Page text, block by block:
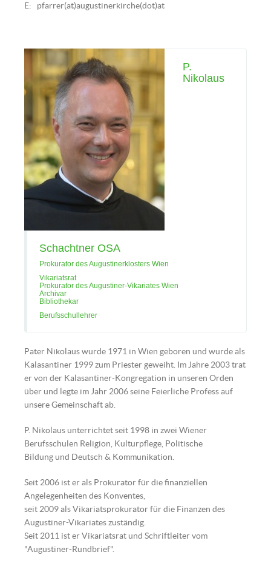
Pfarrer P. Mag. Matthias Schlögl
OSA | © Augustiner Wien | Foto:
Franz Josef Rupprecht
E: pfarrer(at)augustinerkirche(dot)at
P.
Nikolaus
Schachtner OSA
Prokurator des Augustinerklosters Wien
Vikariatsrat
Prokurator des Augustiner-Vikariates Wien
Archivar
Bibliothekar
Berufsschullehrer
Pater Nikolaus wurde 1971 in Wien geboren und wurde als
Kalasantiner 1999 zum Priester geweiht. Im Jahre 2003 trat
er von der Kalasantiner-Kongregation in unseren Orden
über und legte im Jahr 2006 seine Feierliche Profess auf
unsere Gemeinschaft ab.
P. Nikolaus unterrichtet seit 1998 in zwei Wiener
Berufsschulen Religion, Kulturpflege, Politische
Bildung und Deutsch & Kommunikation.
Seit 2006 ist er als Prokurator für die finanziellen
Angelegenheiten des Konventes,
seit 2009 als Vikariatsprokurator für die Finanzen des
Augustiner-Vikariates zuständig.
Seit 2011 ist er Vikariatsrat und Schriftleiter vom
"Augustiner-Rundbrief".